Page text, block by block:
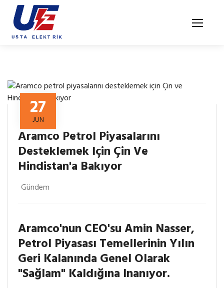
Ana Sayfa
Ürünler
Blog
Kurumsal
İndirme Merkezi
İletişim
TR / Ara
27
JUN
Aramco Petrol Piyasalarını
Desteklemek Için Çin Ve
Hindistan'a Bakıyor
Gündem
Aramco'nun CEO'su Amin Nasser,
Petrol Piyasası Temellerinin Yılın
Geri Kalanında Genel Olarak
"sağlam" Kaldığına Inanıyor.